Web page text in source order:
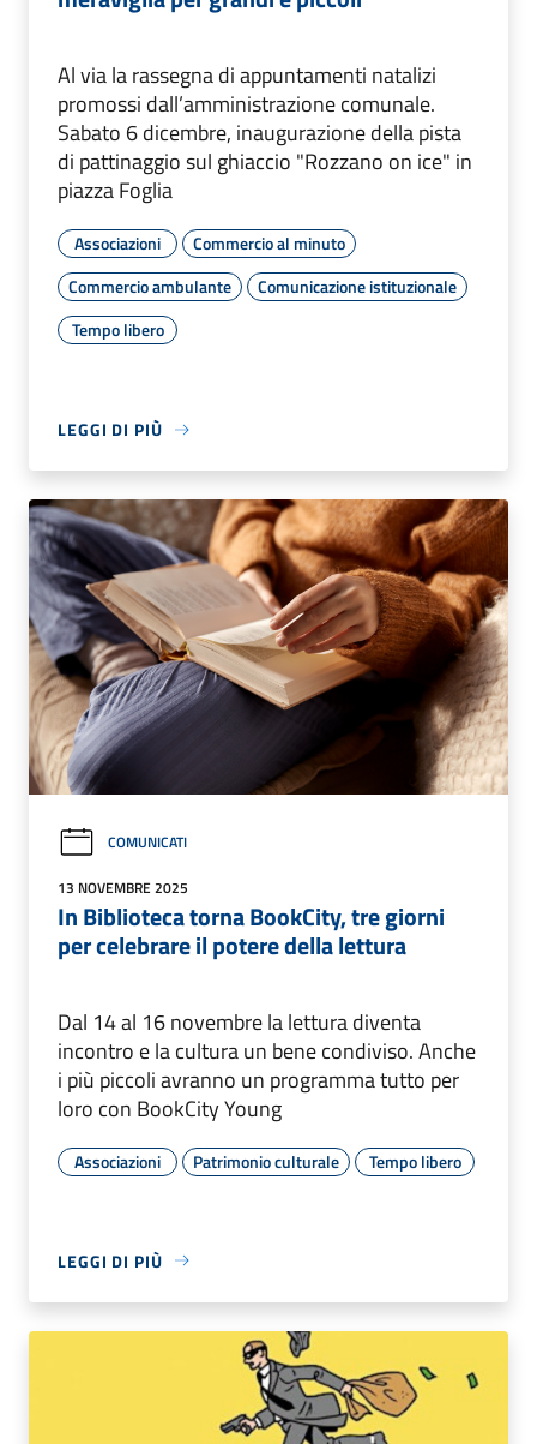
Al via la rassegna di appuntamenti natalizi
promossi dall’amministrazione comunale.
Sabato 6 dicembre, inaugurazione della pista
di pattinaggio sul ghiaccio "Rozzano on ice" in
piazza Foglia
Associazioni
Commercio al minuto
Commercio ambulante
Comunicazione istituzionale
Tempo libero
LEGGI DI PIÙ
COMUNICATI
13 NOVEMBRE 2025
In Biblioteca torna BookCity, tre giorni
per celebrare il potere della lettura
Dal 14 al 16 novembre la lettura diventa
incontro e la cultura un bene condiviso. Anche
i più piccoli avranno un programma tutto per
loro con BookCity Young
Associazioni Patrimonio culturale Tempo libero
LEGGI DI PIÙ